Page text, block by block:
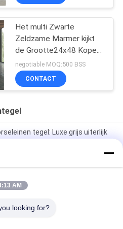
Het multi Zwarte
Zeldzame Marmer kijkt
de Grootte24x48 Koper
Donamita van de
Porseleintegel
negotiable MOQ:500 BSS
CONTACT
tegel: Luxe grijs uiterlijk
9,5mm dik,
9,5 mm dik, schone en pure
AM
looking for?